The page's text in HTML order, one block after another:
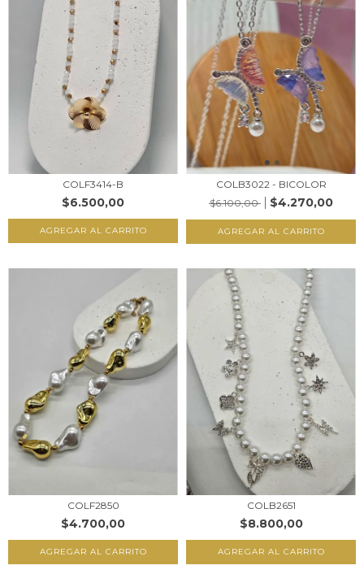
COLF3414-B
$6.500,00
AGREGAR AL CARRITO
COLB3022 - BICOLOR
$6.100,00
$4.270,00
AGREGAR AL CARRITO
COLF2850
$4.700,00
AGREGAR AL CARRITO
COLB2651
$8.800,00
AGREGAR AL CARRITO